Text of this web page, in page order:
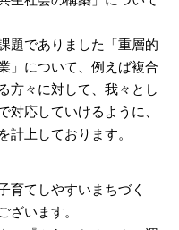
題でありました「重層的
」について、例えば複合
方々に対して、我々とし
対応していけるように、
計上しております。
育てしやすいまちづく
ざいます。